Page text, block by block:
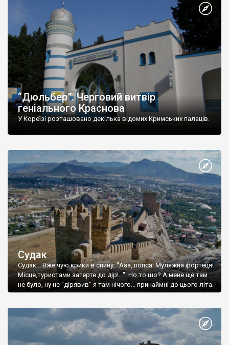
“Дюльбер”. Черговий витвір
геніального Краснова
У Кореїзі розташовано декілька відомих Кримських палаців.
Судак
Судак... Вже чую крики в спину: "Ааа, попса! Муляжна фортеця!
Місце,туристами затерте до дір!..." Но то шо? А мене ще там
не було, ну не "дірявив" я там нічого... принаймні до цього літа.